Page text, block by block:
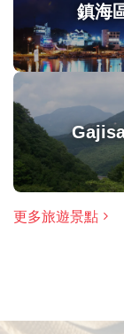
非凡之所。
鎮海
更多旅遊景點